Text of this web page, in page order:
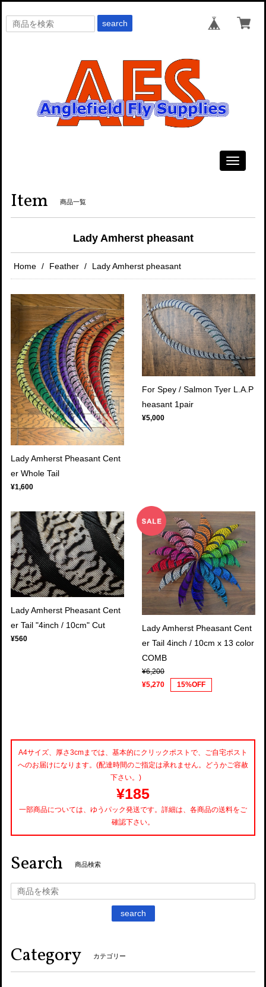
search
Toggle
Item 商品一覧
Lady Amherst pheasant
Home Feather Lady Amherst pheasant
Lady Amherst Pheasant Cent
er Whole Tail
¥1,600
For Spey / Salmon Tyer L.A.P
heasant 1pair
¥5,000
Lady Amherst Pheasant Cent
er Tail "4inch / 10cm" Cut
¥560
Lady Amherst Pheasant Cent
er Tail 4inch / 10cm x 13 color
COMB
¥6,200
¥5,270
15%OFF
A4サイズ、厚さ3cmまでは、基本的にクリックポストで、ご自宅ポスト
へのお届けになります。(配達時間のご指定は承れません。どうかご容赦
下さい。)
¥185
一部商品については、ゆうパック発送です。詳細は、各商品の送料をご
確認下さい。
Search 商品検索
search
Category カテゴリー